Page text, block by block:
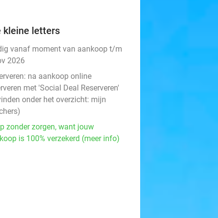
kleine letters
vanaf moment van aankoop t/m
2026
na aankoop online
met 'Social Deal Reserveren'
onder het overzicht: mijn
)
zonder zorgen, want jouw
is 100% verzekerd (meer info)